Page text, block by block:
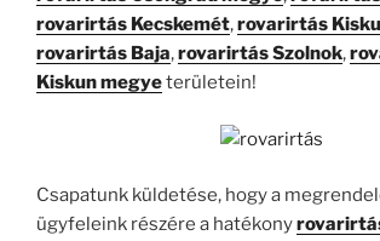
rovarirtás Kecskemét,rovarirtás
rovarirtás Baja,rovarirtás Szolnok,
Kiskun megyeterületein!
Csapatunk küldetése, hogy a
ügyfeleink részére a hatékony